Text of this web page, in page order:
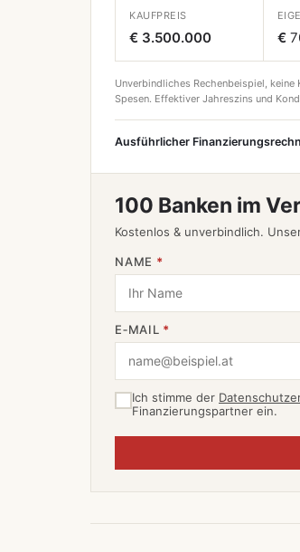
KAUFPREIS
€ 3.500.000 €
Unverbindliches Rechenbeispiel,
Spesen. Effektiver Jahreszins und
Ausführlicher
100 Banken im
Kostenlos & unverbindlich.
NAME *
E‑MAIL *
Ich stimme der
Finanzierungspartner ein.